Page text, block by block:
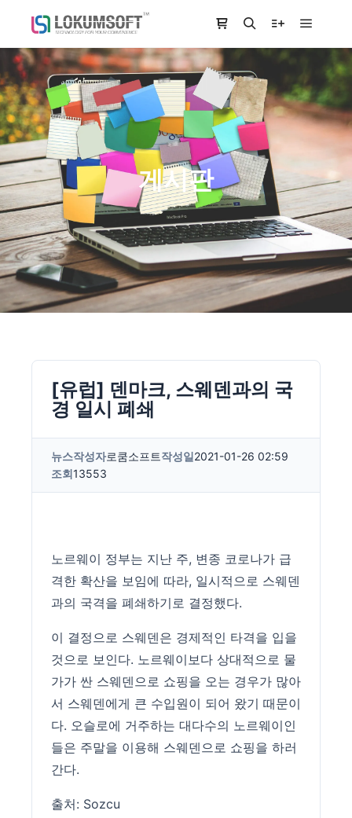
게시판
[유럽] 덴마크, 스웨덴과의 국
경 일시 폐쇄
뉴스작성자로쿰소프트작성일2021-01-26 02:59
조회13553
노르웨이 정부는 지난 주, 변종 코로나가 급
격한 확산을 보임에 따라, 일시적으로 스웨덴
과의 국격을 폐쇄하기로 결정했다.
이 결정으로 스웨덴은 경제적인 타격을 입을
것으로 보인다. 노르웨이보다 상대적으로 물
가가 싼 스웨덴으로 쇼핑을 오는 경우가 많아
서 스웨덴에게 큰 수입원이 되어 왔기 때문이
다. 오슬로에 거주하는 대다수의 노르웨이인
들은 주말을 이용해 스웨덴으로 쇼핑을 하러
간다.
출처: Sozcu